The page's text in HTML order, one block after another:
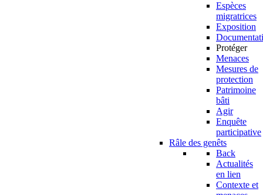
Espèces
migratrices
Exposition
Protéger
Menaces
Mesures de
protection
Patrimoine
bâti
Agir
Enquête
participative
Râle des genêts
Back
Actualités
en lien
Contexte et